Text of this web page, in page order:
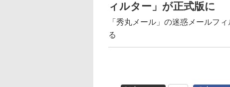
ィルター」が正式版に
「秀丸メール」の迷惑メールフ
る